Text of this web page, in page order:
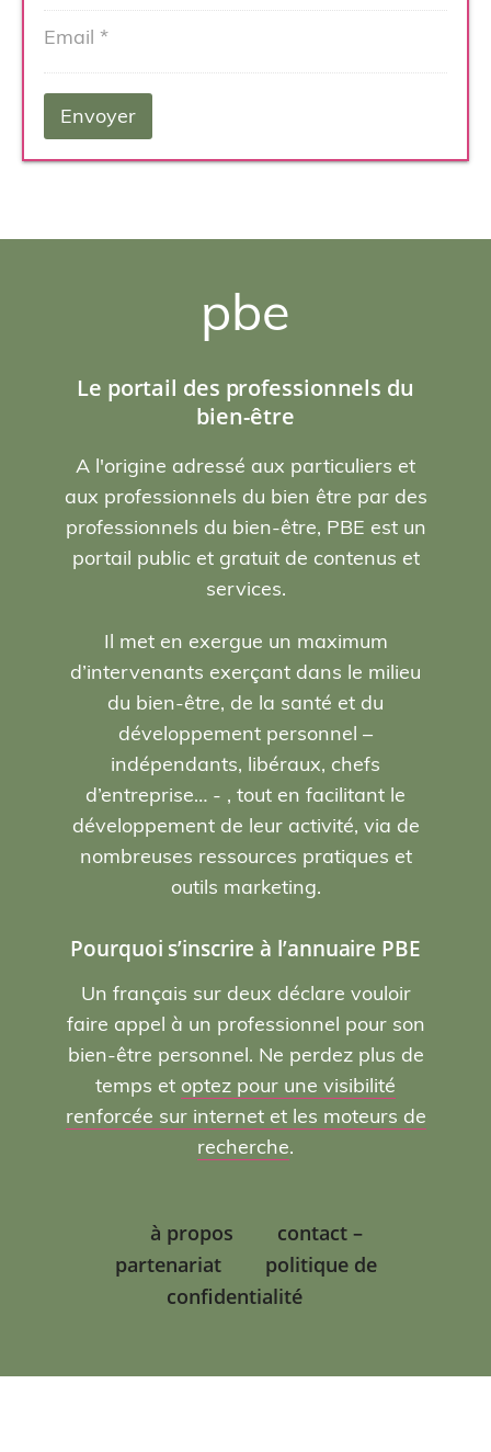
pbe
Le portail des professionnels du
bien-être
A l'origine adressé aux particuliers et
aux professionnels du bien être par des
professionnels du bien-être, PBE est un
portail public et gratuit de contenus et
services.
Il met en exergue un maximum
d’intervenants exerçant dans le milieu
du bien-être, de la santé et du
développement personnel –
indépendants, libéraux, chefs
d’entreprise… - , tout en facilitant le
développement de leur activité, via de
nombreuses ressources pratiques et
outils marketing.
Pourquoi s’inscrire à l’annuaire PBE
Un français sur deux déclare vouloir
faire appel à un professionnel pour son
bien-être personnel. Ne perdez plus de
temps et optez pour une visibilité
renforcée sur internet et les moteurs de
recherche.
à propos
contact –
partenariat
politique de
confidentialité